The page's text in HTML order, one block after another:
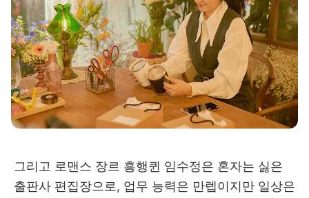
그리고 로맨스 장르 흥행퀸 임수정은 혼자는 싫은
출판사 편집장으로, 업무 능력은 만렙이지만 일상은